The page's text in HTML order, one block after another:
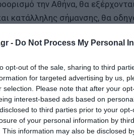
- Do Not Process My Personal
opt-out of the sale, sharing to third
for targeted advertising by us,
selection. Please note that after your
interest-based ads based on
to third parties prior to your
of your personal information by
This information may also be disclosed
την Αθήνα, θα
κατάλληλης σήμανσης, θα
07:00 έως και τις 20:00, θα
που απαιτούν την
στις 17-18-19/6 θα
στο ρεύμα